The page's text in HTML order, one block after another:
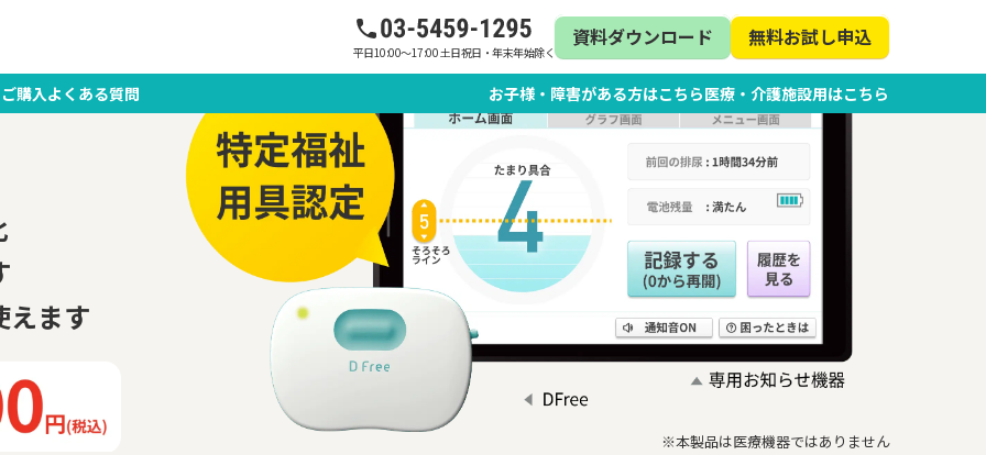
平日10:00～17:00 土日祝日・年末年始除く
資料ダウンロード 無料お試し申込
購入よくある質問 お子様・障害がある方はこちら医療・介護施設用はこちら
えます
※本製品は医療機器ではありません